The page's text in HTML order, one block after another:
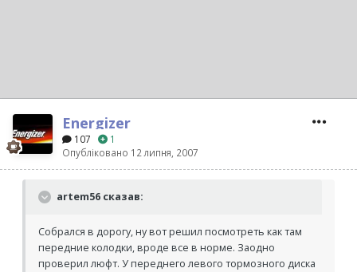
Energizer
107
1
Опубліковано 12 липня, 2007
artem56 сказав:
Собрался в дорогу, ну вот решил посмотреть как там
передние колодки, вроде все в норме. Заодно
проверил люфт. У переднего левого тормозного диска